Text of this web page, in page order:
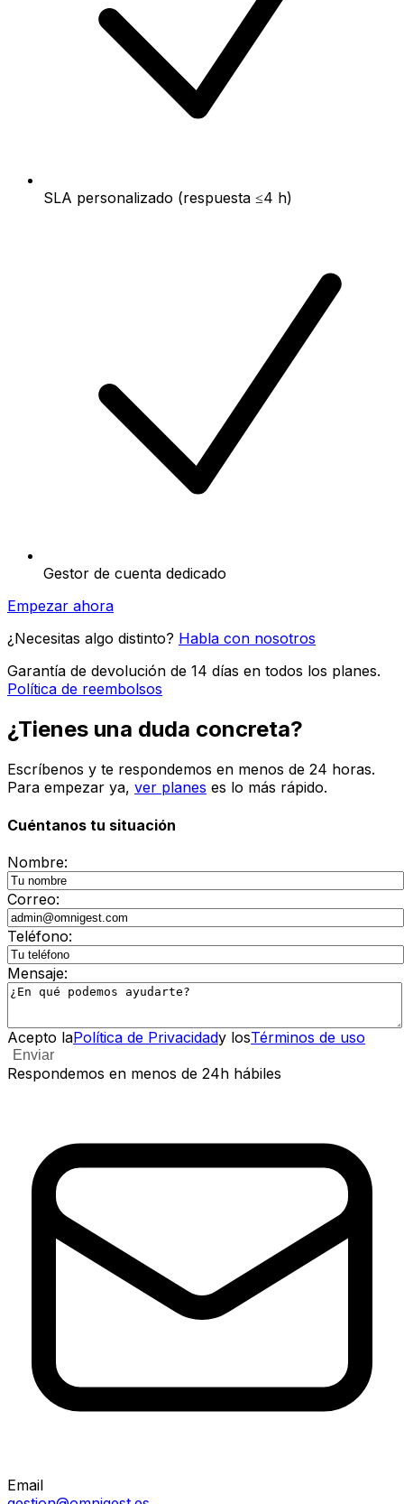
SLA personalizado (respuesta ≤4 h)
Gestor de cuenta dedicado
Empezar ahora
¿Necesitas algo distinto? Habla con nosotros
Garantía de devolución de 14 días en todos los planes.
Política de reembolsos
¿Tienes una duda concreta?
Escríbenos y te respondemos en menos de 24 horas.
Para empezar ya, ver planes es lo más rápido.
Cuéntanos tu situación
Nombre:
Correo:
Teléfono:
Mensaje:
Acepto laPolítica de Privacidady losTérminos de uso
Enviar
Respondemos en menos de 24h hábiles
Email